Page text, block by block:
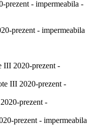
prezent - impermeabila -